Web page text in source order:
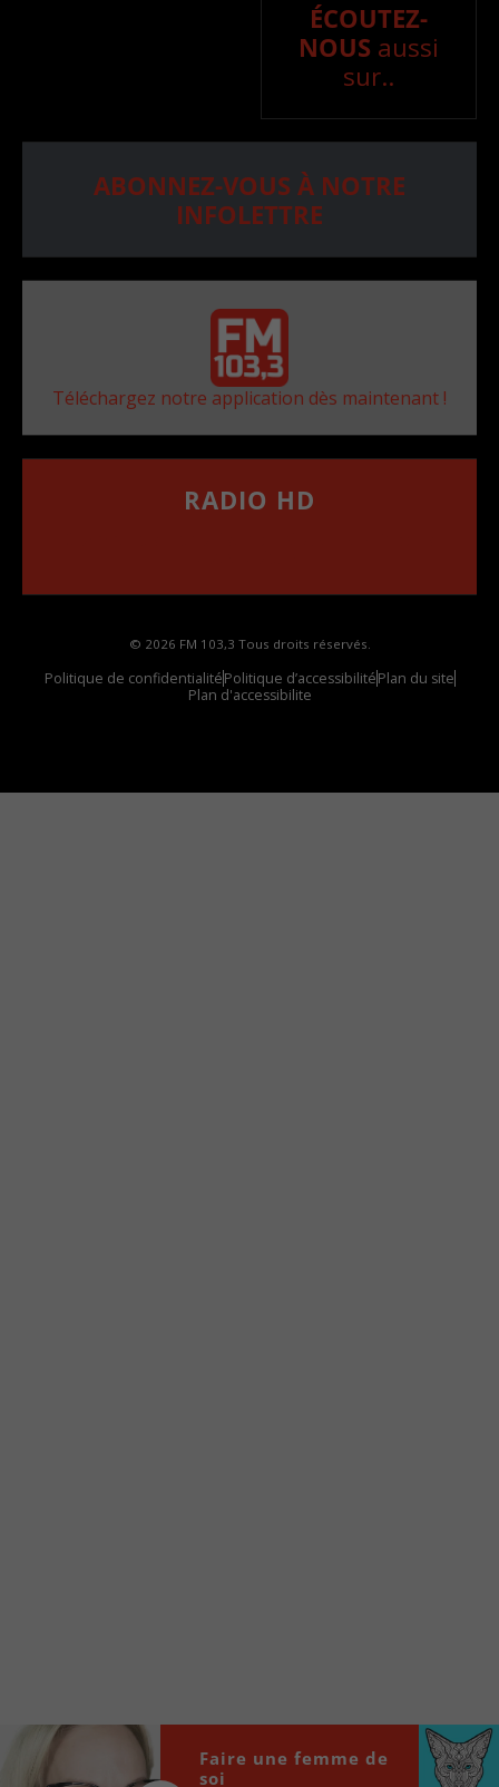
ÉCOUTEZ-
NOUS aussi
sur..
ABONNEZ-VOUS À NOTRE
INFOLETTRE
Téléchargez notre application dès maintenant !
RADIO HD
© 2026 FM 103,3 Tous droits réservés.
Politique de confidentialitéPolitique d’accessibilitéPlan du site
Plan d'accessibilite
locale vous sont maintenant accessibles en un clic!
00:00
Faire une femme de
soi